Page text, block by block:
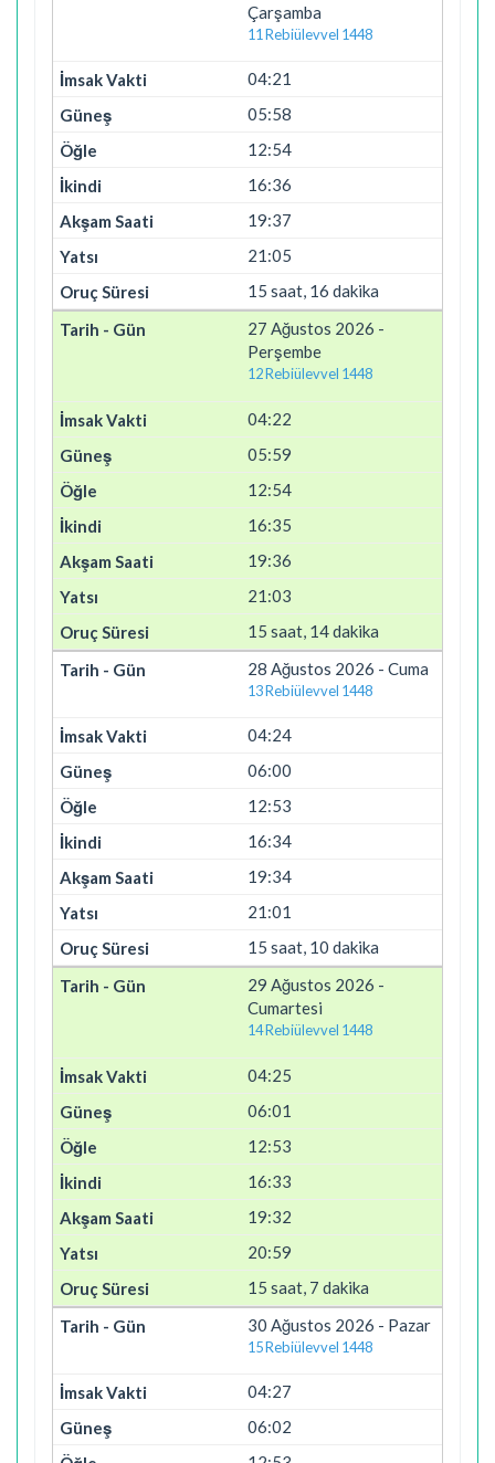
Çarşamba
11 Rebiülevvel 1448
04:21
05:58
12:54
16:36
19:37
21:05
15 saat, 16 dakika
27 Ağustos 2026 -
Perşembe
12 Rebiülevvel 1448
04:22
05:59
12:54
16:35
19:36
21:03
15 saat, 14 dakika
28 Ağustos 2026 - Cuma
13 Rebiülevvel 1448
04:24
06:00
12:53
16:34
19:34
21:01
15 saat, 10 dakika
29 Ağustos 2026 -
Cumartesi
14 Rebiülevvel 1448
04:25
06:01
12:53
16:33
19:32
20:59
15 saat, 7 dakika
30 Ağustos 2026 - Pazar
15 Rebiülevvel 1448
04:27
06:02